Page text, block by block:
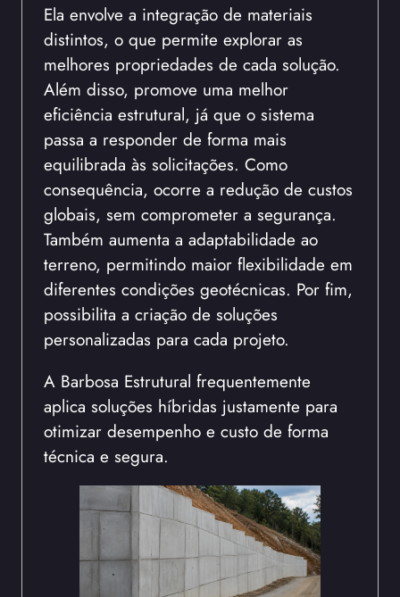
Ela envolve a integração de materiais
distintos, o que permite explorar as
melhores propriedades de cada solução.
Além disso, promove uma melhor
eficiência estrutural, já que o sistema
passa a responder de forma mais
equilibrada às solicitações. Como
consequência, ocorre a redução de custos
globais, sem comprometer a segurança.
Também aumenta a adaptabilidade ao
terreno, permitindo maior flexibilidade em
diferentes condições geotécnicas. Por fim,
possibilita a criação de soluções
personalizadas para cada projeto.
A Barbosa Estrutural frequentemente
aplica soluções híbridas justamente para
otimizar desempenho e custo de forma
técnica e segura.